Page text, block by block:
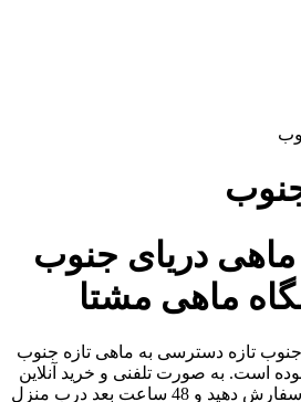
ماهی دریای جنوب
ماهی مشتا
تازه دسترسی به ماهی تازه جنوب
است. به صورت تلفنی و خرید آنلاین
ماهی دریای جنوب تازه را سفارش دهید و 48 ساعت بعد درب منزل